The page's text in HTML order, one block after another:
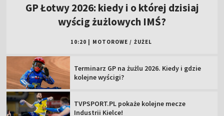
GP Łotwy 2026: kiedy i o której dzisiaj
wyścig żużlowych IMŚ?
10:20 MOTOROWE / ŻUŻEL
Terminarz GP na żużlu 2026. Kiedy i gdzie
kolejne wyścigi?
TVPSPORT.PL pokaże kolejne mecze
Industrii Kielce!